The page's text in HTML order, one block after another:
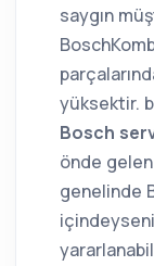
saygın
yüksektir.
Bosch
önde
genelinde